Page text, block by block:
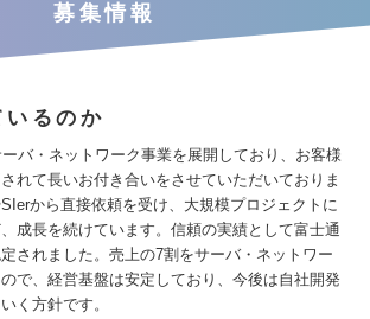
募集情報
いるのか
バ・ネットワーク事業を展開しており、お客様
れて長いお付き合いをさせていただいておりま
から直接依頼を受け、大規模プロジェクトに
成長を続けています。信頼の実績として富士通
されました。売上の7割をサーバ・ネットワー
で、経営基盤は安定しており、今後は自社開発
く方針です。